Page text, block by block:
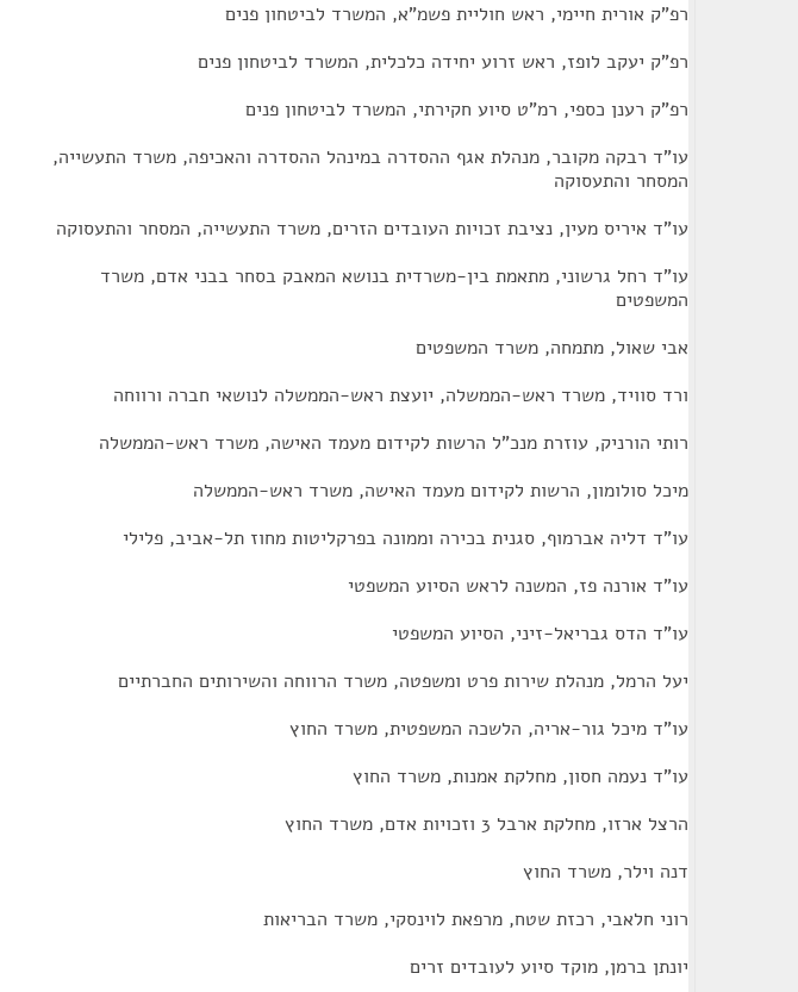
רפ"ק אורית חיימי, ראש חוליית פשמ"א, המשרד לביטחון פנים
רפ"ק יעקב לופז, ראש זרוע יחידה כלכלית, המשרד לביטחון פנים
רפ"ק רענן כספי, רמ"ט סיוע חקירתי, המשרד לביטחון פנים
עו"ד רבקה מקובר, מנהלת אגף ההסדרה במינהל ההסדרה והאכיפה, משרד התעשייה,
המסחר והתעסוקה
עו"ד איריס מעין, נציבת זכויות העובדים הזרים, משרד התעשייה, המסחר והתעסוקה
עו"ד רחל גרשוני, מתאמת בין-משרדית בנושא המאבק בסחר בבני אדם, משרד
המשפטים
אבי שאול, מתמחה, משרד המשפטים
ורד סוויד, משרד ראש-הממשלה, יועצת ראש-הממשלה לנושאי חברה ורווחה
רותי הורניק, עוזרת מנכ"ל הרשות לקידום מעמד האישה, משרד ראש-הממשלה
מיכל סולומון, הרשות לקידום מעמד האישה, משרד ראש-הממשלה
עו"ד דליה אברמוף, סגנית בכירה וממונה בפרקליטות מחוז תל-אביב, פלילי
עו"ד אורנה פז, המשנה לראש הסיוע המשפטי
עו"ד הדס גבריאל-זיני, הסיוע המשפטי
יעל הרמל, מנהלת שירות פרט ומשפטה, משרד הרווחה והשירותים החברתיים
עו"ד מיכל גור-אריה, הלשכה המשפטית, משרד החוץ
עו"ד נעמה חסון, מחלקת אמנות, משרד החוץ
הרצל ארזו, מחלקת ארבל 3 וזכויות אדם, משרד החוץ
דנה וילר, משרד החוץ
רוני חלאבי, רכזת שטח, מרפאת לוינסקי, משרד הבריאות
יונתן ברמן, מוקד סיוע לעובדים זרים